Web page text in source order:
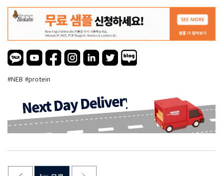
#NEB #protein